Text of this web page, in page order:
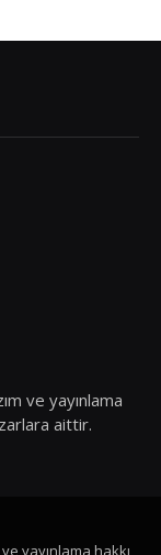
ve yayınlama
aittir.
yayınlama hakkı